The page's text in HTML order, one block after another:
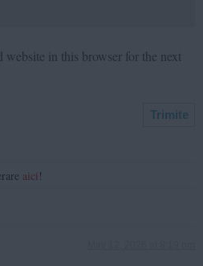
website in this browser for the next
aici !